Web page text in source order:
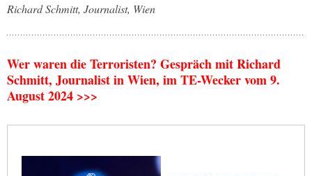
Richard Schmitt, Journalist, Wien
Wer waren die Terroristen? Gespräch mit Richard
Schmitt, Journalist in Wien, im TE-Wecker vom 9.
August 2024 >>>